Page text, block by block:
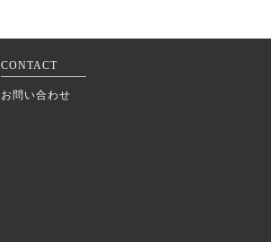
CONTACT
お問い合わせ